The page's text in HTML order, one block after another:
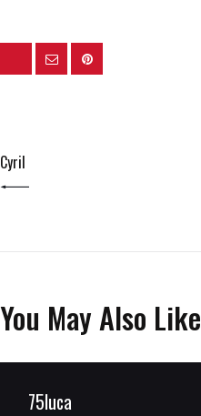
Cyril
You May Also Like
75luca